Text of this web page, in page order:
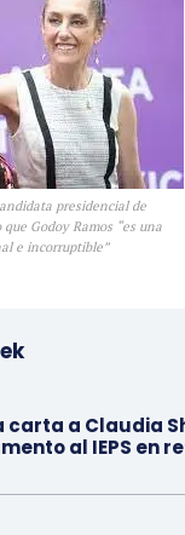
presidencial de
Godoy Ramos “es una
e incorruptible”
carta a Claudia
al IEPS en